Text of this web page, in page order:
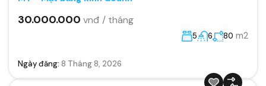
30.000.000 vnđ / tháng
5 6 80 m2
Ngày đăng: 8 Tháng 8, 2026